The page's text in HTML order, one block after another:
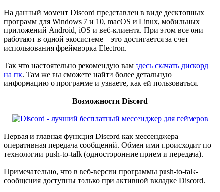
На данный момент Discord представлен в виде десктопных
программ для Windows 7 и 10, macOS и Linux, мобильных
приложений Android, iOS и веб-клиента. При этом все они
работают в одной экосистеме – это достигается за счет
использования фреймворка Electron.
Так что настоятельно рекомендую вам здесь скачать дискорд
на пк. Там же вы сможете найти более детальную
информацию о программе и узнаете, как ей пользоваться.
Возможности Discord
Первая и главная функция Discord как мессенджера –
оперативная передача сообщений. Обмен ими происходит по
технологии push-to-talk (односторонние прием и передача).
Примечательно, что в веб-версии программы push-to-talk-
сообщения доступны только при активной вкладке Discord.